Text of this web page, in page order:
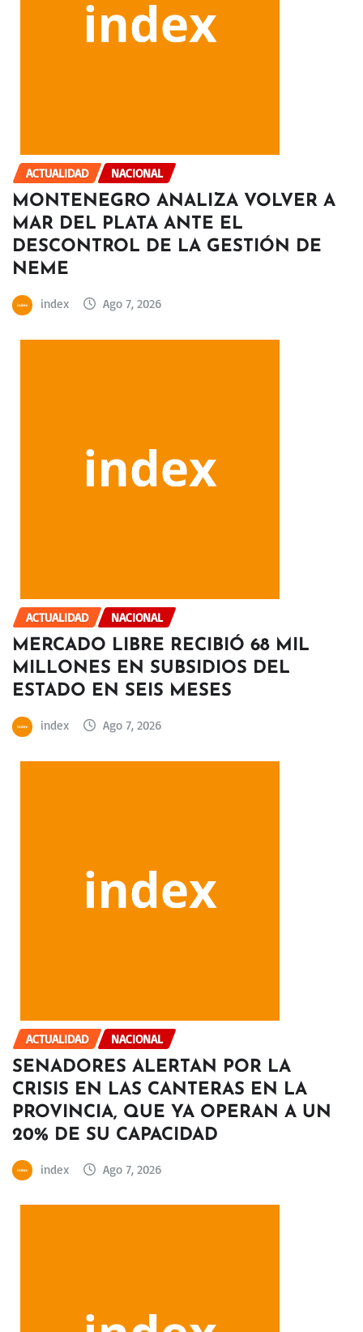
ACTUALIDAD NACIONAL
MONTENEGRO ANALIZA VOLVER A
MAR DEL PLATA ANTE EL
DESCONTROL DE LA GESTIÓN DE
NEME
index Ago 7, 2026
ACTUALIDAD NACIONAL
MERCADO LIBRE RECIBIÓ 68 MIL
MILLONES EN SUBSIDIOS DEL
ESTADO EN SEIS MESES
index Ago 7, 2026
ACTUALIDAD NACIONAL
SENADORES ALERTAN POR LA
CRISIS EN LAS CANTERAS EN LA
PROVINCIA, QUE YA OPERAN A UN
20% DE SU CAPACIDAD
index Ago 7, 2026